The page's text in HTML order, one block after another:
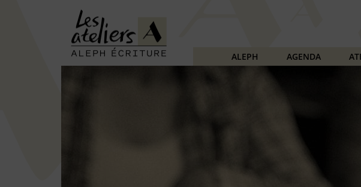
ALEPH AGENDA